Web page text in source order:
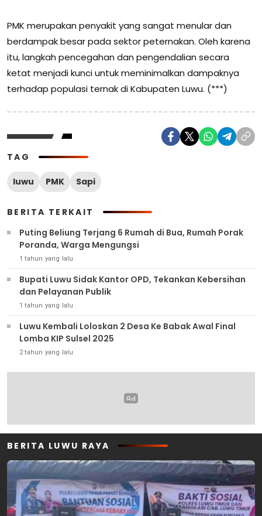
PMK merupakan penyakit yang sangat menular dan
berdampak besar pada sektor peternakan. Oleh karena
itu, langkah pencegahan dan pengendalian secara
ketat menjadi kunci untuk meminimalkan dampaknya
terhadap populasi ternak di Kabupaten Luwu. (***)
TAG
luwu PMK Sapi
BERITA TERKAIT
Puting Beliung Terjang 6 Rumah di Bua, Rumah Porak
Poranda, Warga Mengungsi
1 tahun yang lalu
Bupati Luwu Sidak Kantor OPD, Tekankan Kebersihan
dan Pelayanan Publik
1 tahun yang lalu
Luwu Kembali Loloskan 2 Desa Ke Babak Awal Final
Lomba KIP Sulsel 2025
2 tahun yang lalu
BERITA LUWU RAYA